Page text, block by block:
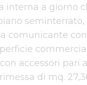
interna a giorno
seminterrato,
comunicante
accessori pari
di mq.